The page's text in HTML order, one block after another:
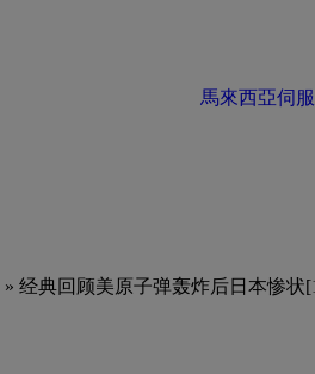
馬來西亞伺
» 经典回顾美原子弹轰炸后日本惨状